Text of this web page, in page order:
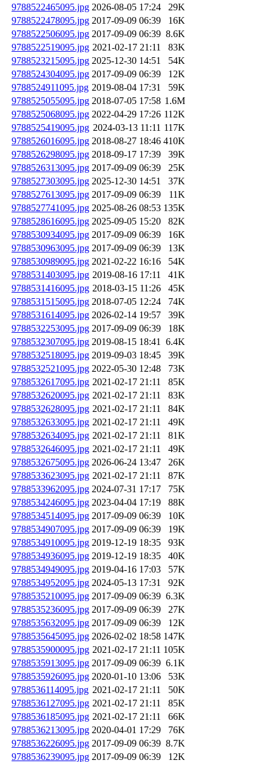
9788522465095.jpg 2026-08-05 17:24
29K
9788522478095.jpg 2017-09-09 06:39
16K
9788522506095.jpg 2017-09-09 06:39 8.6K
9788522519095.jpg 2021-02-17 21:11
83K
9788523215095.jpg 2025-12-30 14:51
54K
9788524304095.jpg 2017-09-09 06:39
12K
9788524911095.jpg 2019-08-04 17:31
59K
9788525055095.jpg 2018-07-05 17:58 1.6M
9788525068095.jpg 2022-04-29 17:26 112K
9788525419095.jpg 2024-03-13 11:11 117K
9788526016095.jpg 2018-08-27 18:46 410K
9788526298095.jpg 2018-09-17 17:39
39K
9788526313095.jpg 2017-09-09 06:39
25K
9788527303095.jpg 2025-12-30 14:51
37K
9788527613095.jpg 2017-09-09 06:39
11K
9788527741095.jpg 2025-08-26 08:53 135K
9788528616095.jpg 2025-09-05 15:20
82K
9788530934095.jpg 2017-09-09 06:39
16K
9788530963095.jpg 2017-09-09 06:39
13K
9788530989095.jpg 2021-02-22 16:16
54K
9788531403095.jpg 2019-08-16 17:11
41K
9788531416095.jpg 2018-03-15 11:26
45K
9788531515095.jpg 2018-07-05 12:24
74K
9788531614095.jpg 2026-02-14 19:57
39K
9788532253095.jpg 2017-09-09 06:39
18K
9788532307095.jpg 2019-08-15 18:41 6.4K
9788532518095.jpg 2019-09-03 18:45
39K
9788532521095.jpg 2022-05-30 12:48
73K
9788532617095.jpg 2021-02-17 21:11
85K
9788532620095.jpg 2021-02-17 21:11
83K
9788532628095.jpg 2021-02-17 21:11
84K
9788532633095.jpg 2021-02-17 21:11
49K
9788532634095.jpg 2021-02-17 21:11
81K
9788532646095.jpg 2021-02-17 21:11
49K
9788532675095.jpg 2026-06-24 13:47
26K
9788533623095.jpg 2021-02-17 21:11
87K
9788533962095.jpg 2024-07-31 17:17
75K
9788534246095.jpg 2023-04-04 17:19
88K
9788534514095.jpg 2017-09-09 06:39
10K
9788534907095.jpg 2017-09-09 06:39
19K
9788534910095.jpg 2019-12-19 18:35
93K
9788534936095.jpg 2019-12-19 18:35
40K
9788534949095.jpg 2019-04-16 17:03
57K
9788534952095.jpg 2024-05-13 17:31
92K
9788535210095.jpg 2017-09-09 06:39 6.3K
9788535236095.jpg 2017-09-09 06:39
27K
9788535632095.jpg 2017-09-09 06:39
12K
9788535645095.jpg 2026-02-02 18:58 147K
9788535900095.jpg 2021-02-17 21:11 105K
9788535913095.jpg 2017-09-09 06:39 6.1K
9788535926095.jpg 2020-01-10 13:06
53K
9788536114095.jpg 2021-02-17 21:11
50K
9788536127095.jpg 2021-02-17 21:11
85K
9788536185095.jpg 2021-02-17 21:11
66K
9788536213095.jpg 2020-04-01 17:29
76K
9788536226095.jpg 2017-09-09 06:39 8.7K
9788536239095.jpg 2017-09-09 06:39
12K